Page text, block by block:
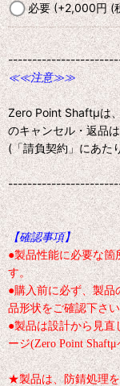
必要(+2,000円 (
≪≪注意≫≫
Zero Point Shaftμは
のキャンセル・返品
(「請負契約」にあた
【確認事項】
●製品性能に必要な箇
す。
●購入前に必ず、製
品形状をご確認下さ
●製品は設計から見直
ージ(Zero Point
★製品は、防錆処理